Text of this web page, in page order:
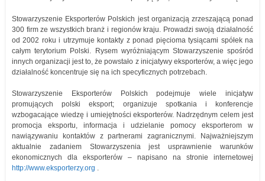
Stowarzyszenie Eksporterów Polskich jest organizacją zrzeszającą ponad
300 firm ze wszystkich branż i regionów kraju. Prowadzi swoją działalność
od 2002 roku i utrzymuje kontakty z ponad pięcioma tysiącami spółek na
całym terytorium Polski. Rysem wyróżniającym Stowarzyszenie spośród
innych organizacji jest to, że powstało z inicjatywy eksporterów, a więc jego
działalność koncentruje się na ich specyficznych potrzebach.
Stowarzyszenie Eksporterów Polskich podejmuje wiele inicjatyw
promujących polski eksport; organizuje spotkania i konferencje
wzbogacające wiedzę i umiejętności eksporterów. Nadrzędnym celem jest
promocja eksportu, informacja i udzielanie pomocy eksporterom w
nawiązywaniu kontaktów z partnerami zagranicznymi. Najważniejszym
aktualnie zadaniem Stowarzyszenia jest usprawnienie warunków
ekonomicznych dla eksporterów – napisano na stronie internetowej
http://www.eksporterzy.org .